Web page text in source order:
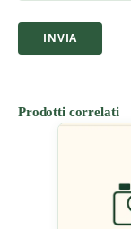
Prodotti correlati